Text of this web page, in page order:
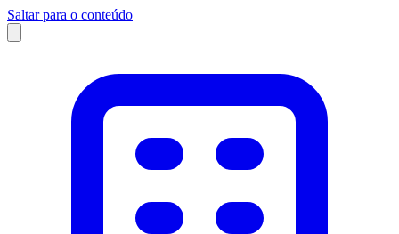
Saltar para o conteúdo